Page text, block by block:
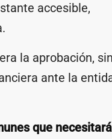
accesible,
la aprobación,
ante la
que